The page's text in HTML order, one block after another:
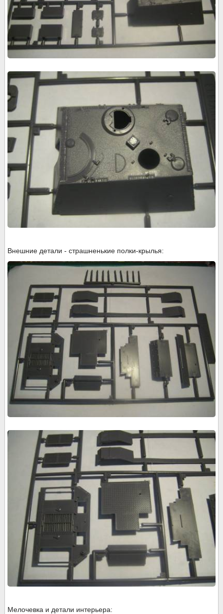
Внешние детали - страшненькие полки-крылья:
Мелочевка и детали интерьера: